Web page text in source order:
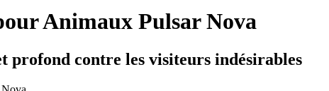
Animaux Pulsar Nova
profond contre les visiteurs indésirables